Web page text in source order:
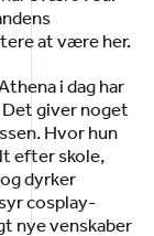
at være her.
i dag har
Det giver noget
Hvor hun
efter skole,
dyrker
cosplay-
nye venskaber